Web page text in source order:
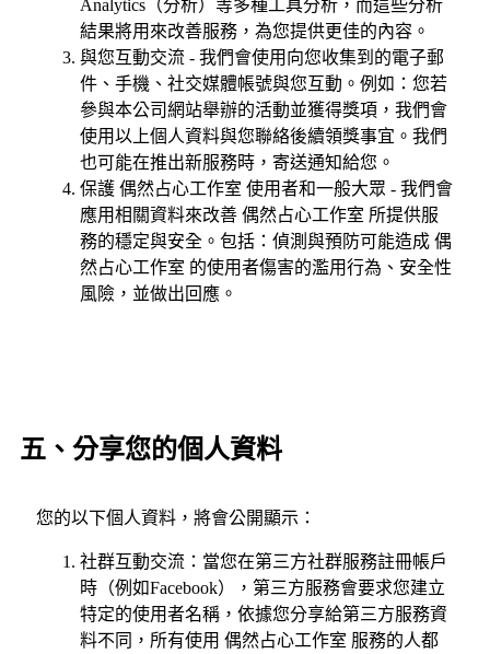
Analytics（分析）等多種工具分析，而這些分析
結果將用來改善服務，為您提供更佳的內容。
與您互動交流 - 我們會使用向您收集到的電子郵
件、手機、社交媒體帳號與您互動。例如：您若
參與本公司網站舉辦的活動並獲得獎項，我們會
使用以上個人資料與您聯絡後續領獎事宜。我們
也可能在推出新服務時，寄送通知給您。
保護 偶然占心工作室 使用者和一般大眾 - 我們會
應用相關資料來改善 偶然占心工作室 所提供服
務的穩定與安全。包括：偵測與預防可能造成 偶
然占心工作室 的使用者傷害的濫用行為、安全性
風險，並做出回應。
五、分享您的個人資料
您的以下個人資料，將會公開顯示：
社群互動交流：當您在第三方社群服務註冊帳戶
時（例如Facebook），第三方服務會要求您建立
特定的使用者名稱，依據您分享給第三方服務資
料不同，所有使用 偶然占心工作室 服務的人都